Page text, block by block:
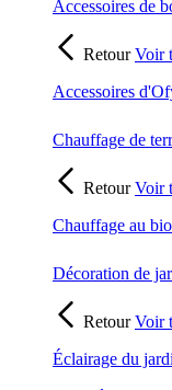
Accessoires de
RetourVoir
Accessoires
Chauffage de
RetourVoir
Chauffage au
Décoration de
RetourVoir
Éclairage du